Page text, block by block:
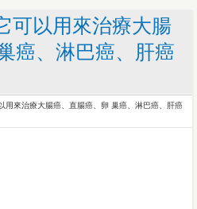
可以用來治療大腸
癌、淋巴癌、肝癌
用來治療大腸癌、直腸癌、卵 巢癌、淋巴癌、肝癌